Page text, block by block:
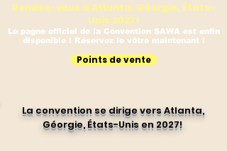
Rendez-vous à Atlanta, Géorgie, États-
Unis 2027!
Le pagne officiel de la Convention SAWA est enfin
disponible ! Réservez le vôtre maintenant !
Points de vente
La convention se dirige vers Atlanta,
Géorgie, États-Unis en 2027!